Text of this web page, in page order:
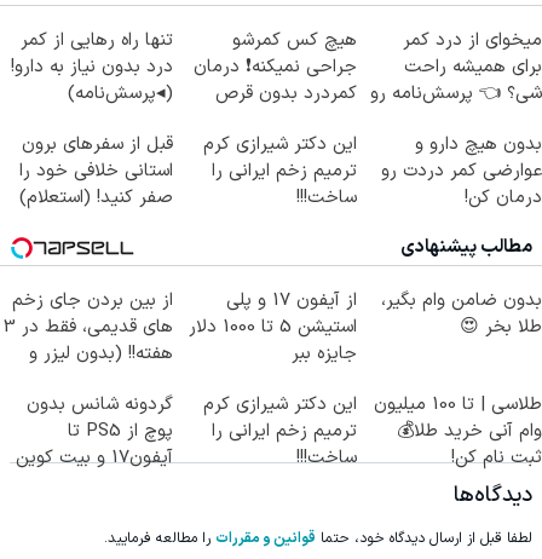
میخوای از درد کمر
برای همیشه راحت
شی؟ 👈 پرسش‌نامه رو
هیچ کس کمرشو
جراحی نمیکنه❗ درمان
کمردرد بدون قرص
تنها راه رهایی از کمر
درد بدون نیاز به دارو!
(◂پرسش‌نامه)
بدون هیچ دارو و
عوارضی کمر دردت رو
درمان کن!
این دکتر شیرازی کرم
ترمیم زخم ایرانی را
ساخت!!!
قبل از سفرهای برون
استانی خلافی خود را
صفر کنید! (استعلام)
مطالب پیشنهادی
بدون ضامن وام بگیر،
طلا بخر 😍
از آیفون 17 و پلی
استیشن 5 تا 1000 دلار
جایزه ببر
از بین بردن جای زخم
های قدیمی، فقط در 3
هفته!! (بدون لیزر و
طلاسی | تا 100 میلیون
وام آنی خرید طلا💰
ثبت نام کن!
این دکتر شیرازی کرم
ترمیم زخم ایرانی را
ساخت!!!
گردونه شانس بدون
پوچ از PS5 تا
آیفون17 و بیت کوین
دیدگاه‌ها
لطفا قبل از ارسال دیدگاه خود، حتما قوانین و مقررات را مطالعه فرمایید.